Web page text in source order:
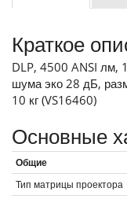
Краткое
DLP, 4500 ANSI лм,
шума эко 28 дБ,
10 кг (VS16460)
Основные
Общие
Тип матрицы проектора